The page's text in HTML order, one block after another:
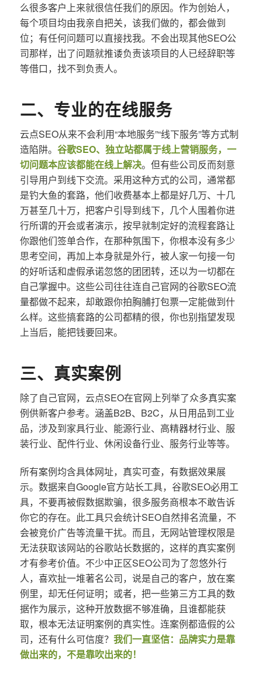
么很多客户上来就很信任我们的原因。作为创始人，
每个项目均由我亲自把关，该我们做的，都会做到
位；有任何问题可以直接找我。不会出现其他SEO公
司那样，出了问题就推诿负责该项目的人已经辞职等
等借口，找不到负责人。
二、专业的在线服务
云点SEO从来不会利用“本地服务”“线下服务”等方式制
造陷阱。 谷歌SEO、独立站都属于线上营销服务，一
切问题本应该都能在线上解决。但有些公司反而刻意
引导用户到线下交流。采用这种方式的公司，通常都
是钓大鱼的套路，他们收费基本上都是好几万、十几
万甚至几十万，把客户引导到线下，几个人围着你进
行所谓的开会或者演示，按早就制定好的流程套路让
你跟他们签单合作，在那种氛围下，你根本没有多少
思考空间，再加上本身就是外行，被人家一句接一句
的好听话和虚假承诺忽悠的团团转，还以为一切都在
自己掌握中。这些公司往往连自己官网的谷歌SEO流
量都做不起来，却敢跟你拍胸脯打包票一定能做到什
么样。这些搞套路的公司都精的很，你也别指望发现
上当后，能把钱要回来。
三、真实案例
除了自己官网，云点SEO在官网上列举了众多真实案
例供新客户参考。涵盖B2B、B2C，从日用品到工业
品，涉及到家具行业、能源行业、高精器材行业、服
装行业、配件行业、休闲设备行业、服务行业等等。
所有案例均含具体网址，真实可查，有数据效果展
示。数据来自Google官方站长工具，谷歌SEO必用工
具，不要再被假数据欺骗，很多服务商根本不敢告诉
你它的存在。此工具只会统计SEO自然排名流量，不
会被竞价广告等流量干扰。而且，无网站管理权限是
无法获取该网站的谷歌站长数据的，这样的真实案例
才有参考价值。不少中正区SEO公司为了忽悠外行
人，喜欢扯一堆著名公司，说是自己的客户，放在案
例里，却无任何证明；或者，把一些第三方工具的数
据作为展示，这种开放数据不够准确，且谁都能获
取，根本无法证明案例的真实性。连案例都造假的公
司，还有什么可信度？ 我们一直坚信：品牌实力是靠
做出来的，不是靠吹出来的！